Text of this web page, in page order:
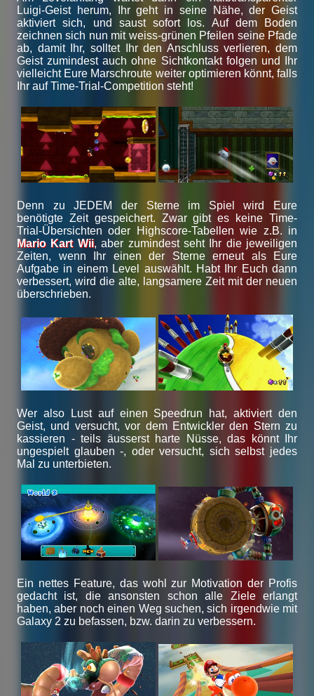
Luigi-Geist herum, Ihr geht in seine Nähe, der Geist
aktiviert sich, und saust sofort los. Auf dem Boden
zeichnen sich nun mit weiss-grünen Pfeilen seine Pfade
ab, damit Ihr, solltet Ihr den Anschluss verlieren, dem
Geist zumindest auch ohne Sichtkontakt folgen und Ihr
vielleicht Eure Marschroute weiter optimieren könnt, falls
Ihr auf Time-Trial-Competition steht!
Denn zu JEDEM der Sterne im Spiel wird Eure
benötigte Zeit gespeichert. Zwar gibt es keine Time-
Trial-Übersichten oder Highscore-Tabellen wie z.B. in
Mario Kart Wii, aber zumindest seht Ihr die jeweiligen
Zeiten, wenn Ihr einen der Sterne erneut als Eure
Aufgabe in einem Level auswählt. Habt Ihr Euch dann
verbessert, wird die alte, langsamere Zeit mit der neuen
überschrieben.
Wer also Lust auf einen Speedrun hat, aktiviert den
Geist, und versucht, vor dem Entwickler den Stern zu
kassieren - teils äusserst harte Nüsse, das könnt Ihr
ungespielt glauben -, oder versucht, sich selbst jedes
Mal zu unterbieten.
Ein nettes Feature, das wohl zur Motivation der Profis
gedacht ist, die ansonsten schon alle Ziele erlangt
haben, aber noch einen Weg suchen, sich irgendwie mit
Galaxy 2 zu befassen, bzw. darin zu verbessern.